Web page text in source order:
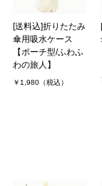
[送料込]折りたたみ
傘用吸水ケース
【ポーチ型/ふわふ
わの旅人】
￥1,980（税込）